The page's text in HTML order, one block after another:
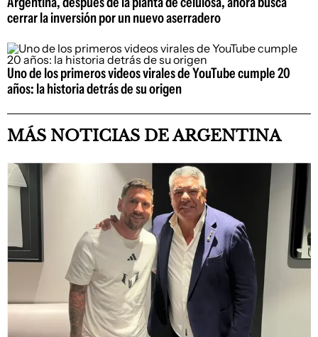
cerrar la inversión por un nuevo aserradero
Uno de los primeros videos virales de YouTube cumple 20
años: la historia detrás de su origen
MÁS NOTICIAS DE ARGENTINA